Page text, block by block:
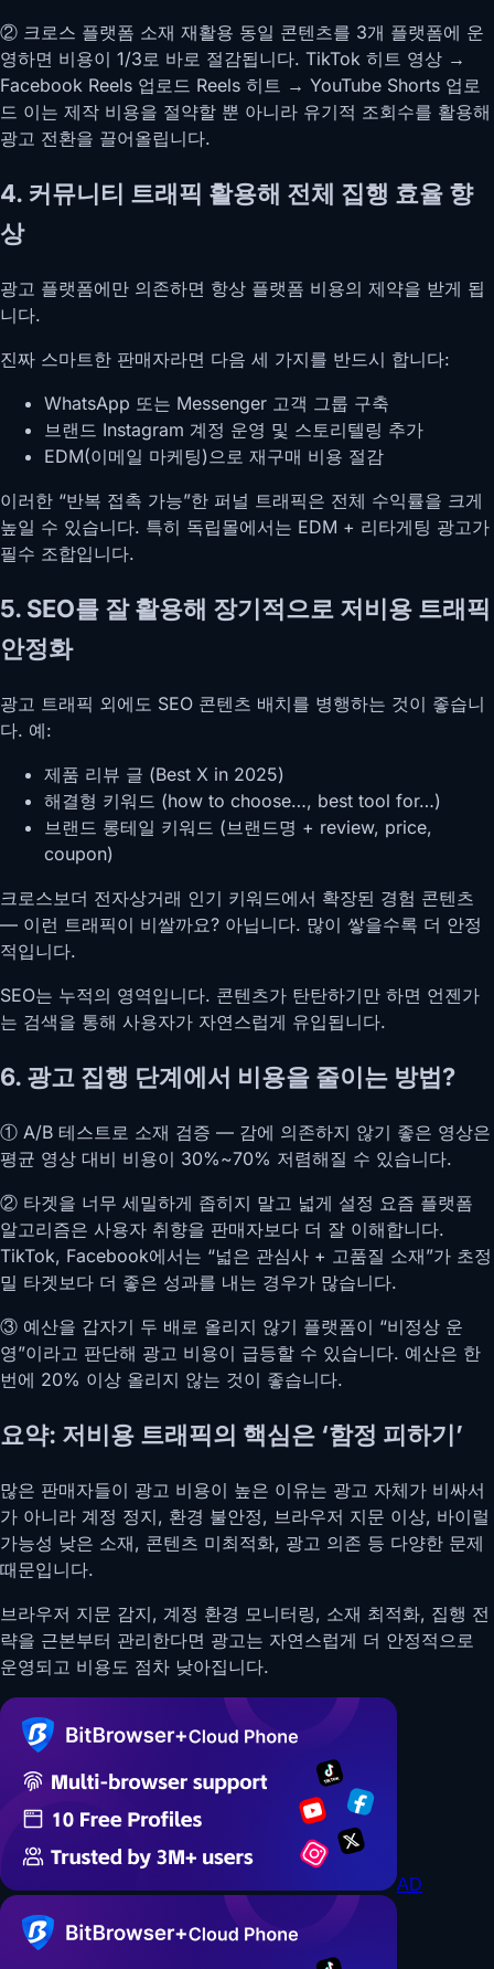
② 크로스 플랫폼 소재 재활용 동일 콘텐츠를 3개 플랫폼에 운
영하면 비용이 1/3로 바로 절감됩니다. TikTok 히트 영상 →
Facebook Reels 업로드 Reels 히트 → YouTube Shorts 업로
드 이는 제작 비용을 절약할 뿐 아니라 유기적 조회수를 활용해
광고 전환을 끌어올립니다.
4. 커뮤니티 트래픽 활용해 전체 집행 효율 향
상
광고 플랫폼에만 의존하면 항상 플랫폼 비용의 제약을 받게 됩
니다.
진짜 스마트한 판매자라면 다음 세 가지를 반드시 합니다:
WhatsApp 또는 Messenger 고객 그룹 구축
브랜드 Instagram 계정 운영 및 스토리텔링 추가
EDM(이메일 마케팅)으로 재구매 비용 절감
이러한 “반복 접촉 가능”한 퍼널 트래픽은 전체 수익률을 크게
높일 수 있습니다. 특히 독립몰에서는 EDM + 리타게팅 광고가
필수 조합입니다.
5. SEO를 잘 활용해 장기적으로 저비용 트래픽
안정화
광고 트래픽 외에도 SEO 콘텐츠 배치를 병행하는 것이 좋습니
다. 예:
제품 리뷰 글 (Best X in 2025)
해결형 키워드 (how to choose…, best tool for…)
브랜드 롱테일 키워드 (브랜드명 + review, price,
coupon)
크로스보더 전자상거래 인기 키워드에서 확장된 경험 콘텐츠
— 이런 트래픽이 비쌀까요? 아닙니다. 많이 쌓을수록 더 안정
적입니다.
SEO는 누적의 영역입니다. 콘텐츠가 탄탄하기만 하면 언젠가
는 검색을 통해 사용자가 자연스럽게 유입됩니다.
6. 광고 집행 단계에서 비용을 줄이는 방법?
① A/B 테스트로 소재 검증 — 감에 의존하지 않기 좋은 영상은
평균 영상 대비 비용이 30%~70% 저렴해질 수 있습니다.
② 타겟을 너무 세밀하게 좁히지 말고 넓게 설정 요즘 플랫폼
알고리즘은 사용자 취향을 판매자보다 더 잘 이해합니다.
TikTok, Facebook에서는 “넓은 관심사 + 고품질 소재”가 초정
밀 타겟보다 더 좋은 성과를 내는 경우가 많습니다.
③ 예산을 갑자기 두 배로 올리지 않기 플랫폼이 “비정상 운
영”이라고 판단해 광고 비용이 급등할 수 있습니다. 예산은 한
번에 20% 이상 올리지 않는 것이 좋습니다.
요약: 저비용 트래픽의 핵심은 ‘함정 피하기’
많은 판매자들이 광고 비용이 높은 이유는 광고 자체가 비싸서
가 아니라 계정 정지, 환경 불안정, 브라우저 지문 이상, 바이럴
가능성 낮은 소재, 콘텐츠 미최적화, 광고 의존 등 다양한 문제
때문입니다.
브라우저 지문 감지, 계정 환경 모니터링, 소재 최적화, 집행 전
략을 근본부터 관리한다면 광고는 자연스럽게 더 안정적으로
운영되고 비용도 점차 낮아집니다.
AD